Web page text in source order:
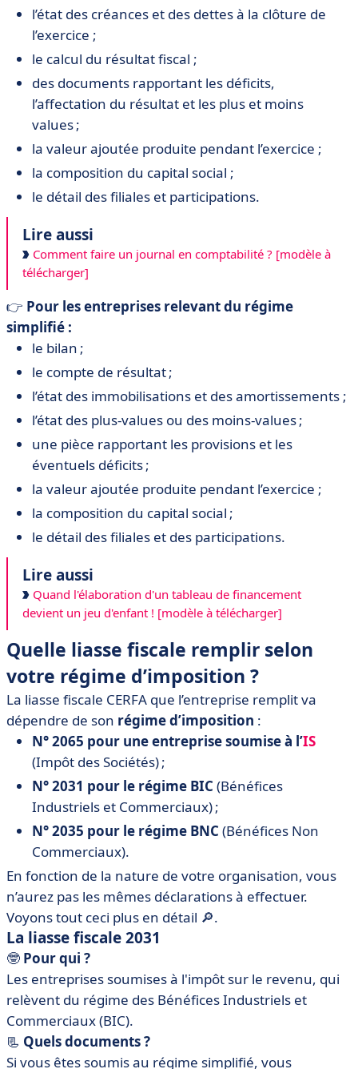
l’état des créances et des dettes à la clôture de
l’exercice ;
le calcul du résultat fiscal ;
des documents rapportant les déficits,
l’affectation du résultat et les plus et moins
values ;
la valeur ajoutée produite pendant l’exercice ;
la composition du capital social ;
le détail des filiales et participations.
Lire aussi
Comment faire un journal en comptabilité ? [modèle à
télécharger]
👉 Pour les entreprises relevant du régime
simplifié :
le bilan ;
le compte de résultat ;
l’état des immobilisations et des amortissements ;
l’état des plus-values ou des moins-values ;
une pièce rapportant les provisions et les
éventuels déficits ;
la valeur ajoutée produite pendant l’exercice ;
la composition du capital social ;
le détail des filiales et des participations.
Lire aussi
Quand l'élaboration d'un tableau de financement
devient un jeu d'enfant ! [modèle à télécharger]
Quelle liasse fiscale remplir selon
votre régime d’imposition ?
La liasse fiscale CERFA que l’entreprise remplit va
dépendre de son régime d’imposition :
N° 2065 pour une entreprise soumise à l’IS
(Impôt des Sociétés) ;
N° 2031 pour le régime BIC (Bénéfices
Industriels et Commerciaux) ;
N° 2035 pour le régime BNC (Bénéfices Non
Commerciaux).
En fonction de la nature de votre organisation, vous
n’aurez pas les mêmes déclarations à effectuer.
Voyons tout ceci plus en détail 🔎.
La liasse fiscale 2031
🤓 Pour qui ?
Les entreprises soumises à l'impôt sur le revenu, qui
relèvent du régime des Bénéfices Industriels et
Commerciaux (BIC).
📃 Quels documents ?
Si vous êtes soumis au régime simplifié, vous